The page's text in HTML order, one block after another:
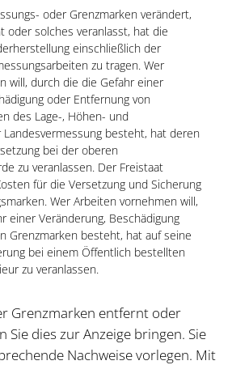
oder Grenzmarken verändert,
oder solches veranlasst, hat die
einschließlich der
zu tragen. Wer
will, durch die die Gefahr einer
oder Entfernung von
des Lage-, Höhen- und
besteht, hat deren
bei der oberen
zu veranlassen. Der Freistaat
für die Versetzung und Sicherung
Wer Arbeiten vornehmen will,
einer Veränderung, Beschädigung
Grenzmarken besteht, hat auf seine
bei einem Öffentlich bestellten
zu veranlassen.
Grenzmarken entfernt oder
Sie dies zur Anzeige bringen. Sie
Nachweise vorlegen. Mit